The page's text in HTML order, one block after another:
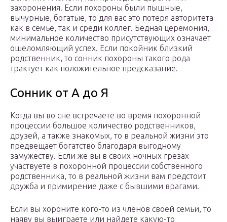
захоронения. Если похороны были пышные,
вычурные, богатые, то для вас это потеря авторитета
как в семье, так и среди коллег. Бедная церемония,
минимальное количество присутствующих означает
ошеломляющий успех. Если покойник близкий
родственник, то сонник похороны такого рода
трактует как положительное предсказание.
Сонник от А до Я
Когда вы во сне встречаете во время похоронной
процессии большое количество родственников,
друзей, а также знакомых, то в реальной жизни это
предвещает богатство благодаря выгодному
замужеству. Если же вы в своих ночных грезах
участвуете в похоронной процессии собственного
родственника, то в реальной жизни вам предстоит
дружба и примирение даже с бывшими врагами.
Если вы хороните кого-то из членов своей семьи, то
наяву вы выиграете или найдете какую-то